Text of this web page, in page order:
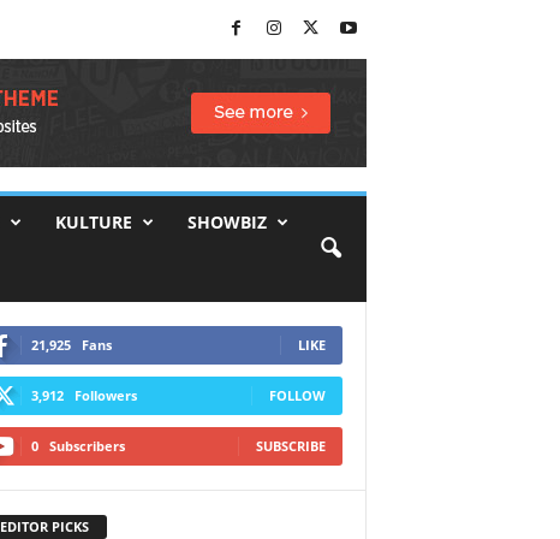
KULTURE SHOWBIZ
21,925 Fans LIKE
3,912 Followers FOLLOW
0 Subscribers SUBSCRIBE
EDITOR PICKS